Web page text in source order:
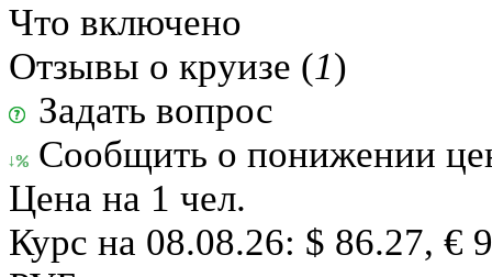
Что включено
Отзывы о круизе (1)
Задать вопрос
Сообщить о понижении
Цена на 1 чел.
Курс на 08.08.26: $ 86.27, €